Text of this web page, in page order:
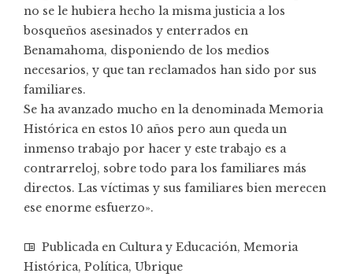
no se le hubiera hecho la misma justicia a los
bosqueños asesinados y enterrados en
Benamahoma, disponiendo de los medios
necesarios, y que tan reclamados han sido por sus
familiares.
Se ha avanzado mucho en la denominada Memoria
Histórica en estos 10 años pero aun queda un
inmenso trabajo por hacer y este trabajo es a
contrarreloj, sobre todo para los familiares más
directos. Las víctimas y sus familiares bien merecen
ese enorme esfuerzo».
Publicada en Cultura y Educación, Memoria
Histórica, Política, Ubrique